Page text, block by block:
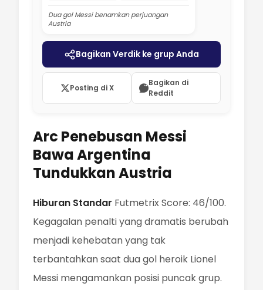
Dua gol Messi benamkan perjuangan
Austria
Bagikan Verdik ke grup Anda
Posting di X
Bagikan di
Reddit
Arc Penebusan Messi
Bawa Argentina
Tundukkan Austria
Hiburan Standar Futmetrix Score: 46/100.
Kegagalan penalti yang dramatis berubah
menjadi kehebatan yang tak
terbantahkan saat dua gol heroik Lionel
Messi mengamankan posisi puncak grup.